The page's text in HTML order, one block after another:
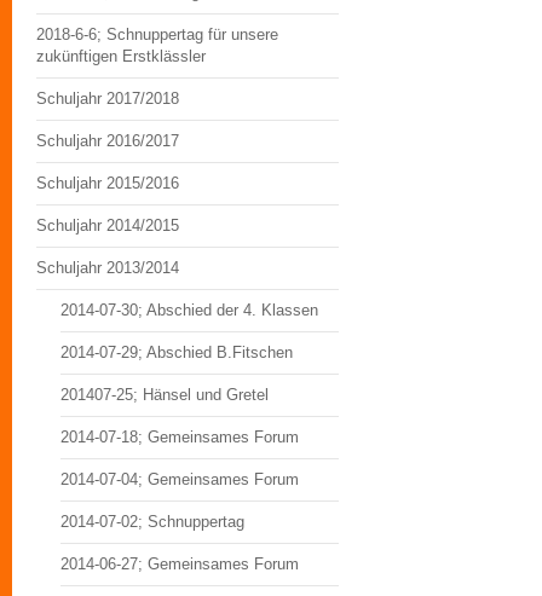
2018-6-6; Schnuppertag für unsere
zukünftigen Erstklässler
Schuljahr 2017/2018
Schuljahr 2016/2017
Schuljahr 2015/2016
Schuljahr 2014/2015
Schuljahr 2013/2014
2014-07-30; Abschied der 4. Klassen
2014-07-29; Abschied B.Fitschen
201407-25; Hänsel und Gretel
2014-07-18; Gemeinsames Forum
2014-07-04; Gemeinsames Forum
2014-07-02; Schnuppertag
2014-06-27; Gemeinsames Forum